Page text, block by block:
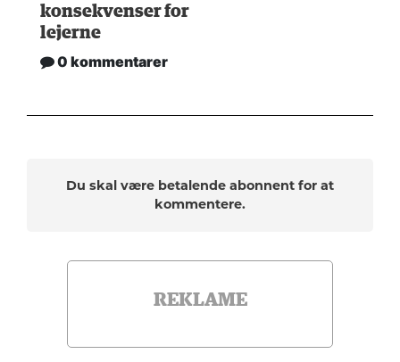
konsekvenser for
lejerne
0 kommentarer
Du skal være betalende abonnent for at
kommentere.
REKLAME